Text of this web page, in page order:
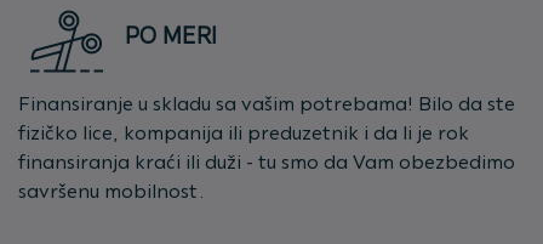
PO MERI
Finansiranje u skladu sa vašim potrebama! Bilo da ste
fizičko lice, kompanija ili preduzetnik i da li je rok
finansiranja kraći ili duži - tu smo da Vam obezbedimo
savršenu mobilnost.